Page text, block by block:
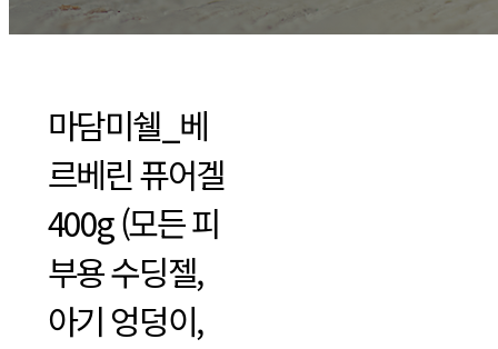
마담미쉘_베
르베린 퓨어겔
400g (모든 피
부용 수딩젤,
아기 엉덩이,